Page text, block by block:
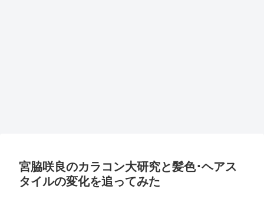
宮脇咲良のカラコン大研究と髪色･ヘアス
タイルの変化を追ってみた